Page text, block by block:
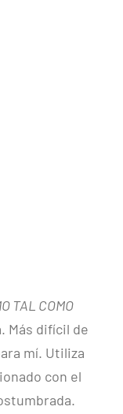
TAL COMO
Más difícil de
mí. Utiliza
con el